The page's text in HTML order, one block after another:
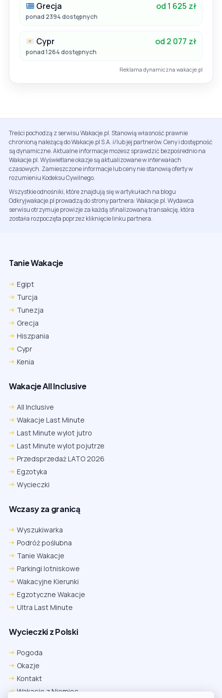
Grecja od 1 625 zł
ponad 2394 dostępnych
Cypr od 2 077 zł
ponad 1264 dostępnych
Reklama dynamiczna wakacje.pl
Treści pochodzą z serwisu Wakacje.pl. Stanowią własność prawnie
chronioną należącą do Wakacje.pl S.A. i/lub jej partnerów. Ceny i dostępność
są dynamiczne. Aktualne informacje możesz sprawdzić bezpośrednio na
Wakacje.pl. Wyświetlane okazje są aktualizowane w interwałach
czasowych. Zamieszczone informacje lub ceny nie stanowią oferty w
rozumieniu Kodeksu Cywilnego.
Wszystkie odnośniki, które znajdują się w artykułach na blogu
Odkryjwakacje.pl prowadzą do strony partnera: Wakacje.pl. Wydawca
serwisu otrzymuje prowizje za każdą sfinalizowaną transakcję, która
została rozpoczęta poprzez kliknięcie linku partnera.
Tanie Wakacje
Egipt
Turcja
Tunezja
Grecja
Hiszpania
Cypr
Kenia
Wakacje All Inclusive
All Inclusive
Wakacje Last Minute
Last Minute wylot jutro
Last Minute wylot pojutrze
Przedsprzedaż LATO 2026
Egzotyka
Wycieczki
Wczasy za granicą
Wyszukiwarka
Podróż poślubna
Tanie Wakacje
Parkingi lotniskowe
Wakacyjne Kierunki
Egzotyczne Wakacje
Ultra Last Minute
Wycieczki z Polski
Pogoda
Okazje
Kontakt
Wakacje z Niemiec
Firefox
Ustawienia → Prywatność i bezpieczeństwo → Pliki cookie innych
firm → ustaw „Zezwalaj”.
Na czas rezerwacji nie blokuj cookies i śledzenia dla tej witryny.